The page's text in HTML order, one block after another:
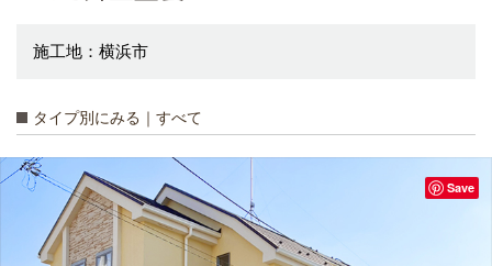
施工地：横浜市
タイプ別にみる｜すべて
Save